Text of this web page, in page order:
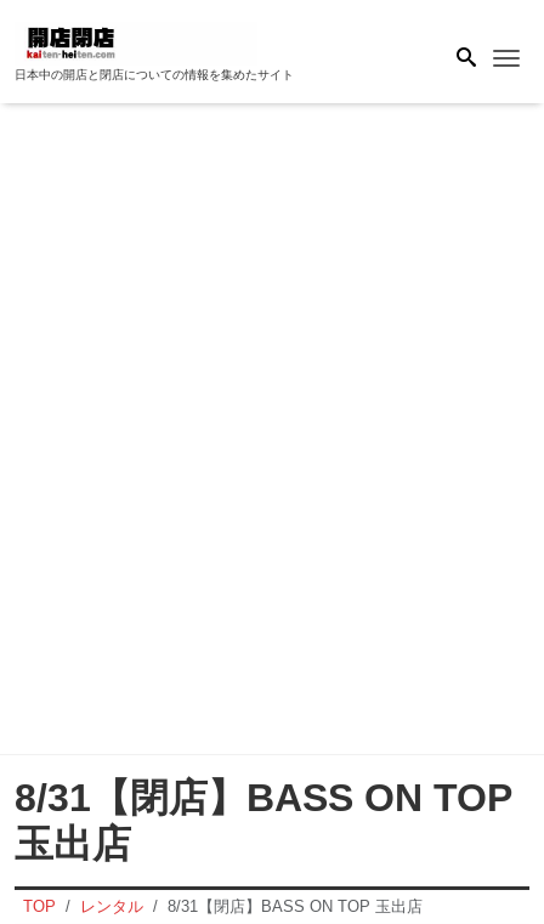
日本中の開店と閉店についての情報を集めたサイト
8/31【閉店】BASS ON TOP
玉出店
TOP レンタル 8/31【閉店】BASS ON TOP 玉出店